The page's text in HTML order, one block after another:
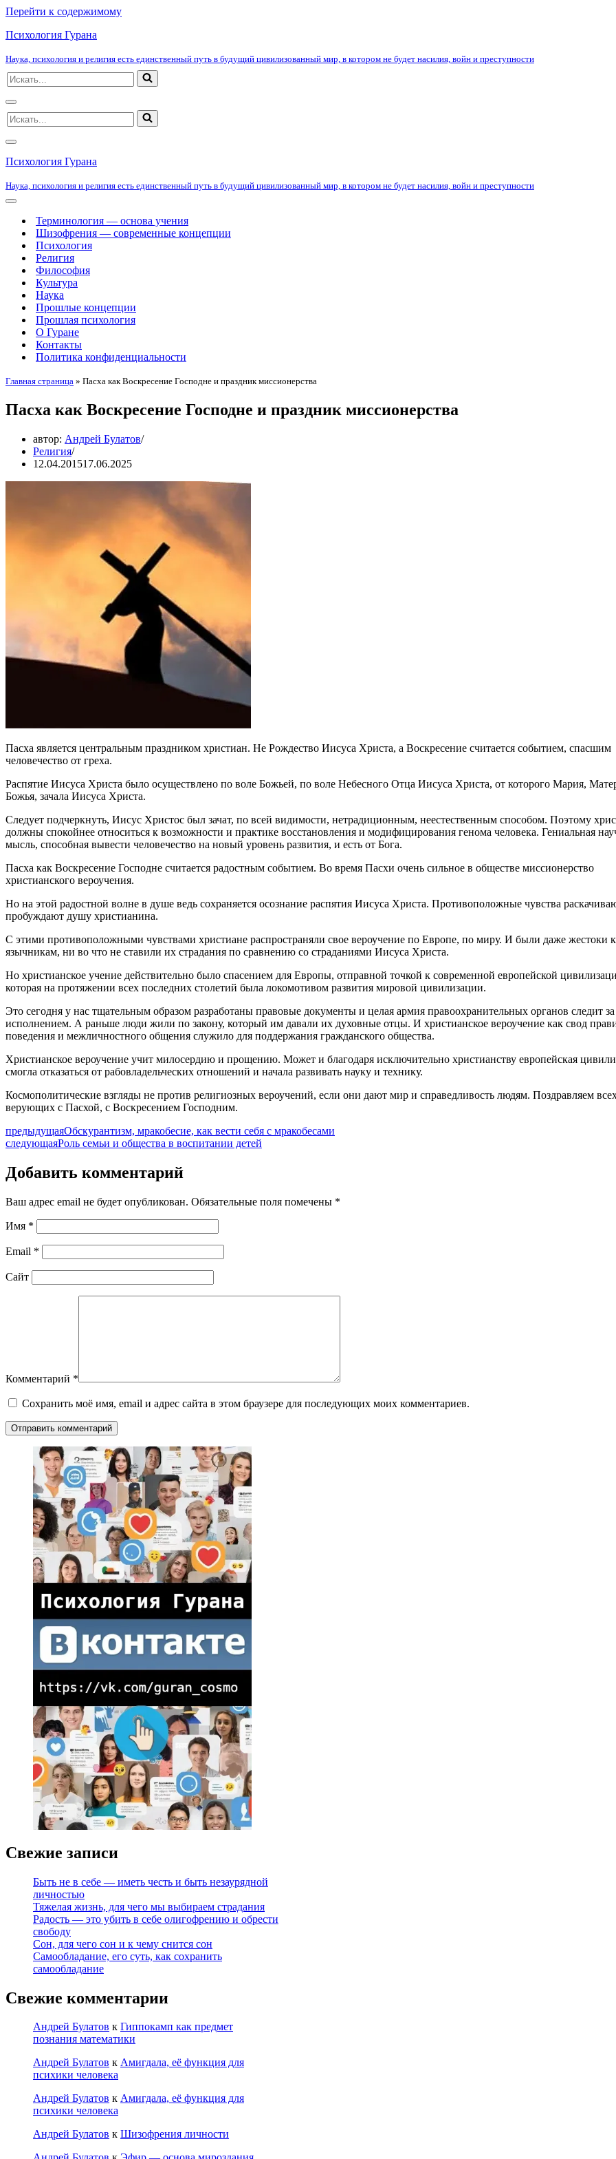
Перейти к содержимому
Психология Гурана
Наука, психология и религия есть единственный путь в будущий цивилизованный мир, в котором не будет насилия, войн и преступности
Искать...
Меню
навигации
Искать...
Меню
навигации
Психология Гурана
Наука, психология и религия есть единственный путь в будущий цивилизованный мир, в котором не будет насилия, войн и преступности
Меню
навигацииТерминология — основа учения
Шизофрения — современные концепции
Психология
Религия
Философия
Культура
Наука
Прошлые концепции
Прошлая психология
О Гуране
Контакты
Политика конфиденциальности
Главная страница » Пасха как Воскресение Господне и праздник миссионерства
Пасха как Воскресение Господне и праздник миссионерства
автор: Андрей Булатов
Религия
12.04.201517.06.2025
Пасха является центральным праздником христиан. Не Рождество Иисуса Христа, а Воскресение считается событием, спасшим
человечество от греха.
Распятие Иисуса Христа было осуществлено по воле Божьей, по воле Небесного Отца Иисуса Христа, от которого Мария,
Божья, зачала Иисуса Христа.
Следует подчеркнуть, Иисус Христос был зачат, по всей видимости, нетрадиционным, неестественным способом. Поэтому
должны спокойнее относиться к возможности и практике восстановления и модифицирования генома человека. Гениальная
мысль, способная вывести человечество на новый уровень развития, и есть от Бога.
Пасха как Воскресение Господне считается радостным событием. Во время Пасхи очень сильное в обществе миссионерство
христианского вероучения.
Но на этой радостной волне в душе ведь сохраняется осознание распятия Иисуса Христа. Противоположные чувства
пробуждают душу христианина.
С этими противоположными чувствами христиане распространяли свое вероучение по Европе, по миру. И были даже жестоки к
язычникам, ни во что не ставили их страдания по сравнению со страданиями Иисуса Христа.
Но христианское учение действительно было спасением для Европы, отправной точкой к современной европейской
которая на протяжении всех последних столетий была локомотивом развития мировой цивилизации.
Это сегодня у нас тщательным образом разработаны правовые документы и целая армия правоохранительных органов следит
исполнением. А раньше люди жили по закону, который им давали их духовные отцы. И христианское вероучение как свод
поведения и межличностного общения служило для поддержания гражданского общества.
Христианское вероучение учит милосердию и прощению. Может и благодаря исключительно христианству европейская
смогла отказаться от рабовладельческих отношений и начала развивать науку и технику.
Космополитические взгляды не против религиозных вероучений, если они дают мир и справедливость людям. Поздравляем
верующих с Пасхой, с Воскресением Господним.
предыдущаяОбскурантизм, мракобесие, как вести себя с мракобесами
следующаяРоль семьи и общества в воспитании детей
Добавить комментарий
Ваш адрес email не будет опубликован. Обязательные поля помечены *
Имя *
Email *
Сайт
Комментарий *
Сохранить моё имя, email и адрес сайта в этом браузере для последующих моих комментариев.
Свежие записи
Быть не в себе — иметь честь и быть незаурядной
личностью
Тяжелая жизнь, для чего мы выбираем страдания
Радость — это убить в себе олигофрению и обрести
свободу
Сон, для чего сон и к чему снится сон
Самообладание, его суть, как сохранить
самообладание
Свежие комментарии
Андрей Булатов к Гиппокамп как предмет
познания математики
Андрей Булатов к Амигдала, её функция для
психики человека
Андрей Булатов к Амигдала, её функция для
психики человека
Андрей Булатов к Шизофрения личности